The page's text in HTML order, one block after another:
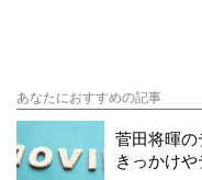
あなたにおすすめの記事
菅田将暉
きっかけ